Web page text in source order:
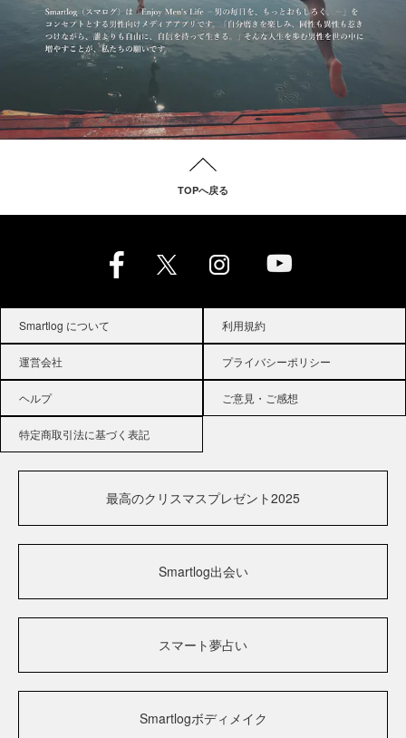
TOPへ戻る
Smartlog について 利用規約
運営会社 プライバシーポリシー
ヘルプ ご意見・ご感想
特定商取引法に基づく表記
最高のクリスマスプレゼント2025
Smartlog出会い
スマート夢占い
Smartlogボディメイク